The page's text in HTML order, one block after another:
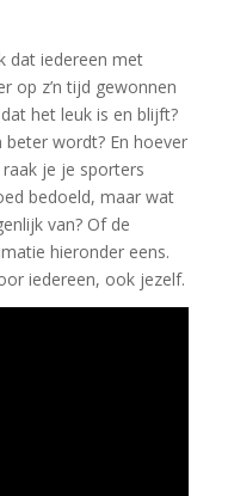
dat iedereen met
op z’n tijd gewonnen
het leuk is en blijft?
wordt? En hoever
je je sporters
bedoeld, maar wat
van? Of de
hieronder eens.
iedereen, ook jezelf.